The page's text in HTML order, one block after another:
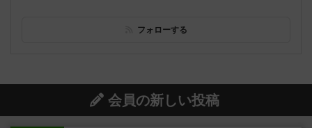
フォローする
会員の新しい投稿